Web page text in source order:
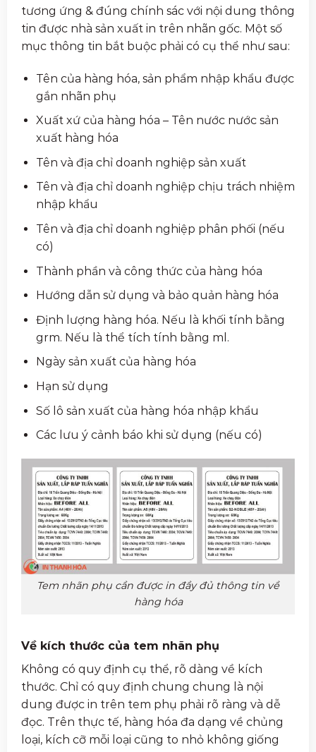
tương ứng & đúng chính sác với nội dung thông
tin được nhà sản xuất in trên nhãn gốc. Một số
mục thông tin bắt buộc phải có cụ thể như sau:
Tên của hàng hóa, sản phẩm nhập khẩu được
gắn nhãn phụ
Xuất xứ của hàng hóa – Tên nước nước sản
xuất hàng hóa
Tên và địa chỉ doanh nghiệp sản xuất
Tên và địa chỉ doanh nghiệp chịu trách nhiệm
nhập khẩu
Tên và địa chỉ doanh nghiệp phân phối (nếu
có)
Thành phần và công thức của hàng hóa
Hướng dẫn sử dụng và bảo quản hàng hóa
Định lượng hàng hóa. Nếu là khối tính bằng
grm. Nếu là thể tích tính bằng ml.
Ngày sản xuất của hàng hóa
Hạn sử dụng
Số lô sản xuất của hàng hóa nhập khẩu
Các lưu ý cảnh báo khi sử dụng (nếu có)
Tem nhãn phụ cần được in đầy đủ thông tin về
hàng hóa
Về kích thước của tem nhãn phụ
Không có quy định cụ thể, rõ dàng về kích
thước. Chỉ có quy định chung chung là nội
dung được in trên tem phụ phải rõ ràng và dễ
đọc. Trên thực tế, hàng hóa đa dạng về chủng
loại, kích cỡ mỗi loại cũng to nhỏ không giống